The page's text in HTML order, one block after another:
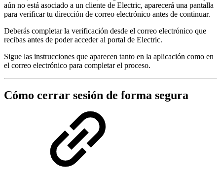
aún no está asociado a un cliente de Electric, aparecerá una pantalla
para verificar tu dirección de correo electrónico antes de continuar.
Deberás completar la verificación desde el correo electrónico que
recibas antes de poder acceder al portal de Electric.
Sigue las instrucciones que aparecen tanto en la aplicación como en
el correo electrónico para completar el proceso.
Cómo cerrar sesión de forma segura